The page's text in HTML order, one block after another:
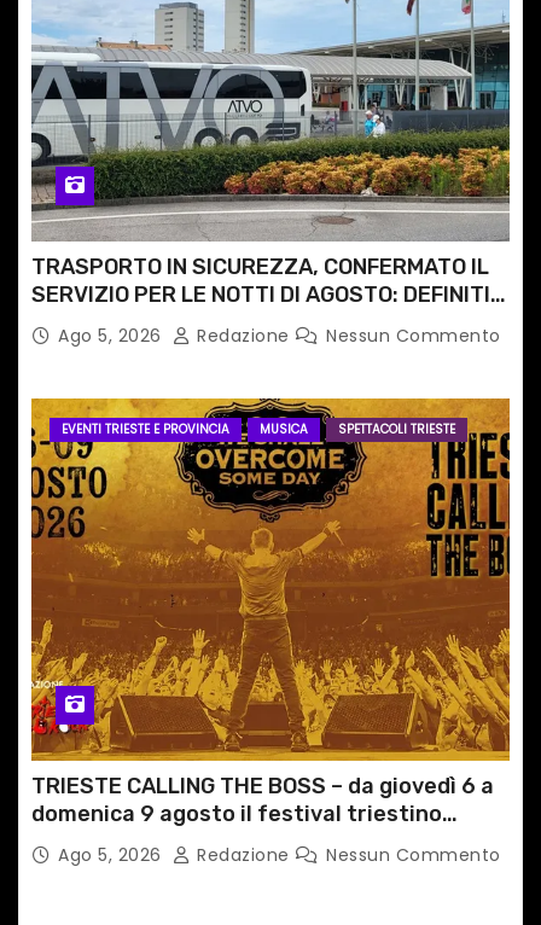
TRASPORTO IN SICUREZZA, CONFERMATO IL
SERVIZIO PER LE NOTTI DI AGOSTO: DEFINITI
PERCORSI, FERMATE E ORARIO
Ago 5, 2026 Redazione Nessun Commento
EVENTI TRIESTE E PROVINCIA MUSICA SPETTACOLI TRIESTE
TRIESTE CALLING THE BOSS – da giovedì 6 a
domenica 9 agosto il festival triestino
dedicato a Springsteen
Ago 5, 2026 Redazione Nessun Commento